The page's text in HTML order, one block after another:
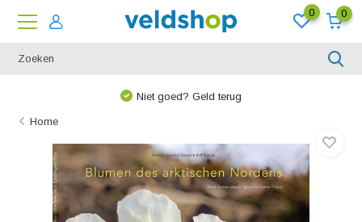
0 0
Niet goed? Geld terug
Home